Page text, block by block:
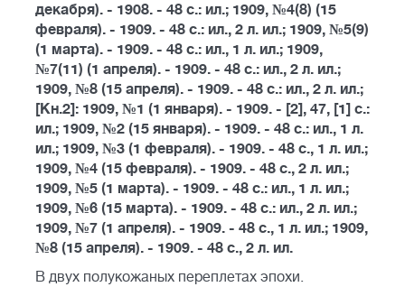
декабря). - 1908. - 48 с.: ил.; 1909, №4(8) (15
февраля). - 1909. - 48 с.: ил., 2 л. ил.; 1909, №5(9)
(1 марта). - 1909. - 48 с.: ил., 1 л. ил.; 1909,
№7(11) (1 апреля). - 1909. - 48 с.: ил., 2 л. ил.;
1909, №8 (15 апреля). - 1909. - 48 с.: ил., 2 л. ил.;
[Кн.2]: 1909, №1 (1 января). - 1909. - [2], 47, [1] с.:
ил.; 1909, №2 (15 января). - 1909. - 48 с.: ил., 1 л.
ил.; 1909, №3 (1 февраля). - 1909. - 48 с., 1 л. ил.;
1909, №4 (15 февраля). - 1909. - 48 с., 2 л. ил.;
1909, №5 (1 марта). - 1909. - 48 с.: ил., 1 л. ил.;
1909, №6 (15 марта). - 1909. - 48 с.: ил., 2 л. ил.;
1909, №7 (1 апреля). - 1909. - 48 с., 1 л. ил.; 1909,
№8 (15 апреля). - 1909. - 48 с., 2 л. ил.
В двух полукожаных переплетах эпохи.